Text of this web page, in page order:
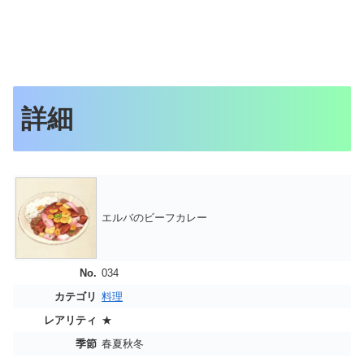
詳細
エルバのビーフカレー
No. 034
カテゴリ 料理
レアリティ ★
季節 春夏秋冬